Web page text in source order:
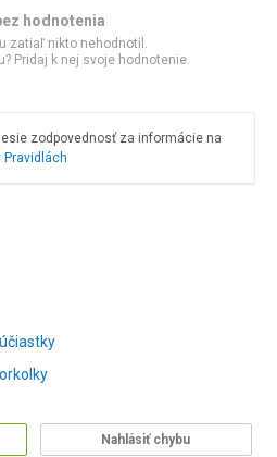
hodnotenia
zatiaľ nikto nehodnotil.
Pridaj k nej svoje hodnotenie.
zodpovednosť za informácie na
Pravidlách
Nahlásiť chybu